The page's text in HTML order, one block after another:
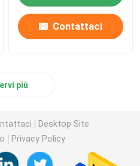
Contattaci
più
Desktop Site
Privacy Policy